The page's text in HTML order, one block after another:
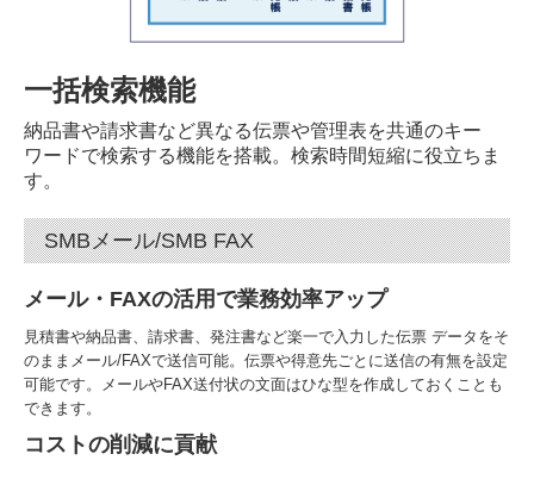
一括検索機能
納品書や請求書など異なる伝票や管理表を共通のキー
ワードで検索する機能を搭載。検索時間短縮に役立ちま
す。
SMBメール/SMB FAX
メール・FAXの活用で業務効率アップ
見積書や納品書、請求書、発注書など楽一で入力した伝票 データをそ
のままメール/FAXで送信可能。伝票や得意先ごとに送信の有無を設定
可能です。メールやFAX送付状の文面はひな型を作成しておくことも
できます。
コストの削減に貢献